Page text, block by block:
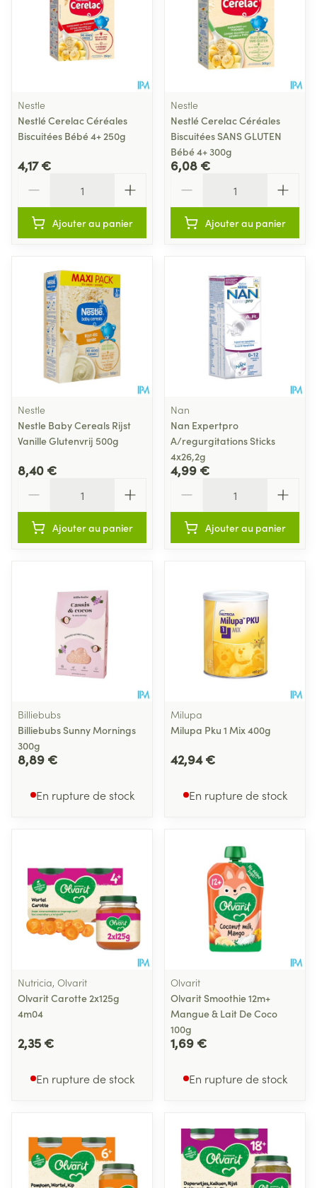
Nestle
Nestlé Cerelac Céréales
Biscuitées Bébé 4+ 250g
4,17 €
Ajouter au panier
Nestle
Nestlé Cerelac Céréales
Biscuitées SANS GLUTEN
Bébé 4+ 300g
6,08 €
Ajouter au panier
Nestle
Nestle Baby Cereals Rijst
Vanille Glutenvrij 500g
8,40 €
Ajouter au panier
Nan
Nan Expertpro
A/regurgitations Sticks
4x26,2g
4,99 €
Ajouter au panier
Billiebubs
Billiebubs Sunny Mornings
300g
8,89 €
En rupture de stock
Milupa
Milupa Pku 1 Mix 400g
42,94 €
En rupture de stock
Nutricia, Olvarit
Olvarit Carotte 2x125g
4m04
2,35 €
En rupture de stock
Olvarit
Olvarit Smoothie 12m+
Mangue & Lait De Coco
100g
1,69 €
En rupture de stock